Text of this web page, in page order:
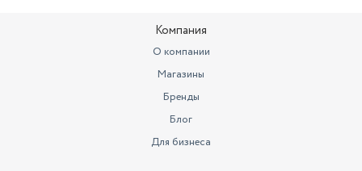
0.1
0.15
3
КС-406
Компания
О компании
Магазины
Бренды
Блог
Для бизнеса